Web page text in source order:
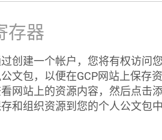
存器
创建一个帐户，您将有权访问
文包，以便在GCP网站上保存资
网站上的资源内容，然后点击
和组织资源到您的个人公文包中